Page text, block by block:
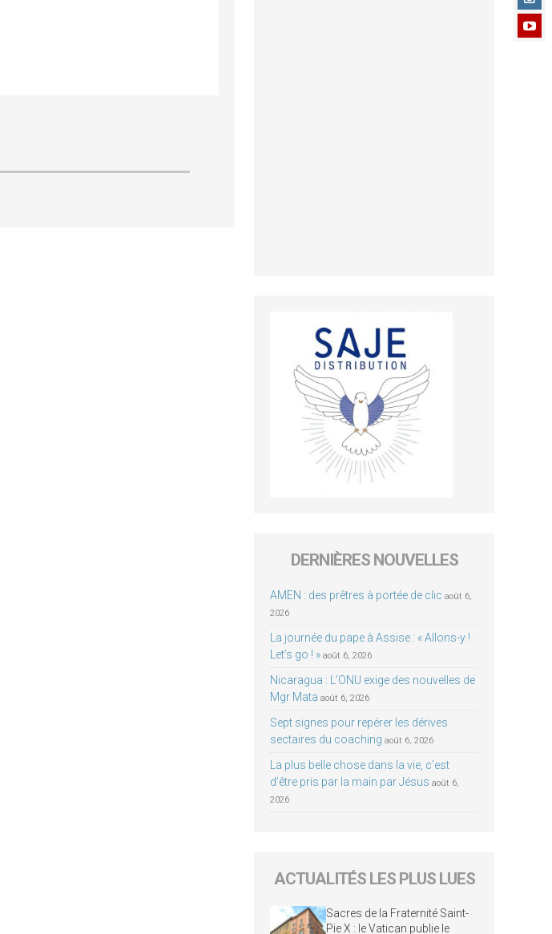
DERNIÈRES NOUVELLES
AMEN : des prêtres à portée de clic août 6,
2026
La journée du pape à Assise : « Allons-y !
Let’s go ! » août 6, 2026
Nicaragua : L’ONU exige des nouvelles de
Mgr Mata août 6, 2026
Sept signes pour repérer les dérives
sectaires du coaching août 6, 2026
La plus belle chose dans la vie, c’est
d’être pris par la main par Jésus août 6,
2026
ACTUALITÉS LES PLUS LUES
Sacres de la Fraternité Saint-
Pie X : le Vatican publie le